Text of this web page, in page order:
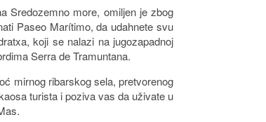
Sredozemno more, omiljen je zbog
Paseo Marítimo, da udahnete svu
koji se nalazi na jugozapadnoj
Serra de Tramuntana.
mirnog ribarskog sela, pretvorenog
turista i poziva vas da uživate u